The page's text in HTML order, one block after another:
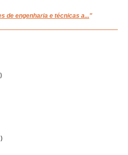
de engenharia e técnicas a..."